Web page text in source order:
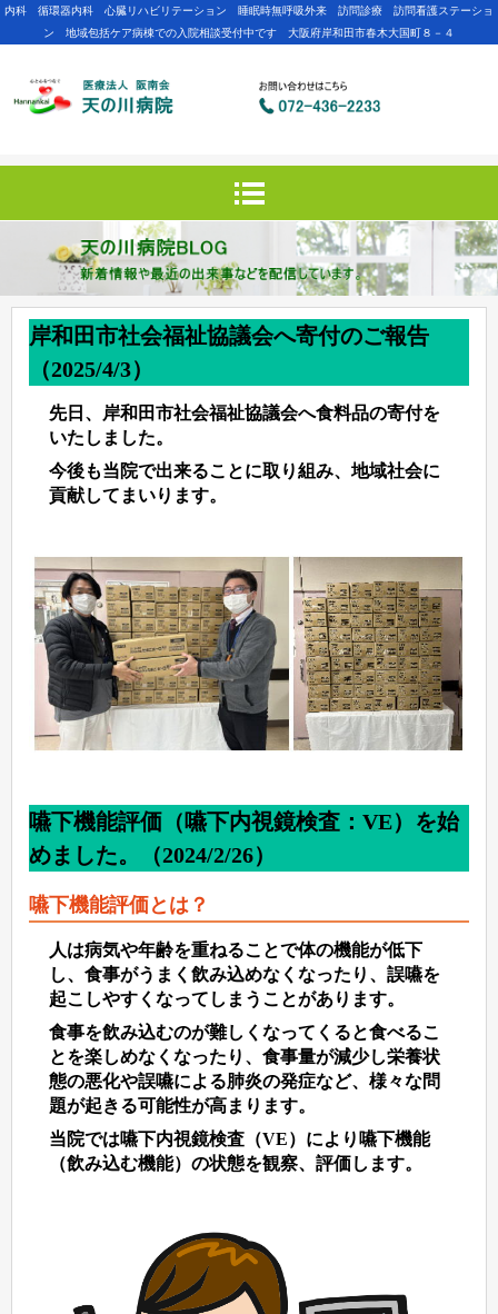
内科 循環器内科 心臓リハビリテーション 睡眠時無呼吸外来 訪問診療 訪問看護ステーショ
ン 地域包括ケア病棟での入院相談受付中です 大阪府岸和田市春木大国町８－４
岸和田市社会福祉協議会へ寄付のご報告
（2025/4/3）
先日、岸和田市社会福祉協議会へ食料品の寄付を
いたしました。
今後も当院で出来ることに取り組み、地域社会に
貢献してまいります。
嚥下機能評価（嚥下内視鏡検査：VE）を始
めました。（2024/2/26）
嚥下機能評価とは？
人は病気や年齢を重ねることで体の機能が低下
し、食事がうまく飲み込めなくなったり、誤嚥を
起こしやすくなってしまうことがあります。
食事を飲み込むのが難しくなってくると食べるこ
とを楽しめなくなったり、食事量が減少し栄養状
態の悪化や誤嚥による肺炎の発症など、様々な問
題が起きる可能性が高まります。
当院では嚥下内視鏡検査（VE）により嚥下機能
（飲み込む機能）の状態を観察、評価します。